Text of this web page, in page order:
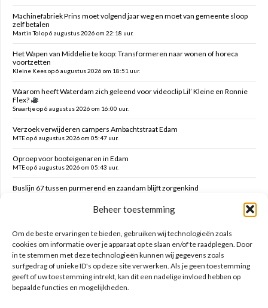
Beheer toestemming
Om de beste ervaringen te bieden, gebruiken wij technologieën zoals
cookies om informatie over je apparaat op te slaan en/of te raadplegen. Door
in te stemmen met deze technologieën kunnen wij gegevens zoals
surfgedrag of unieke ID's op deze site verwerken. Als je geen toestemming
geeft of uw toestemming intrekt, kan dit een nadelige invloed hebben op
bepaalde functies en mogelijkheden.
Machinefabriek Prins moet volgend jaar weg en moet van gemeente sloop
zelf betalen
Martin Tol op 6 augustus 2026 om 22:18 uur.
Het Wapen van Middelie te koop: Transformeren naar wonen of horeca
voortzetten
Kleine Kees op 6 augustus 2026 om 18:51 uur.
Waarom heeft Waterdam zich geleend voor videoclip Lil’ Kleine en Ronnie
Flex?
Snaartje op 6 augustus 2026 om 16:00 uur.
Verzoek verwijderen campers Ambachtstraat Edam
MTE op 6 augustus 2026 om 05:47 uur.
Oproep voor booteigenaren in Edam
MTE op 6 augustus 2026 om 05:43 uur.
Buslijn 67 tussen purmerend en zaandam blijft zorgenkind
Zoeken op deze site